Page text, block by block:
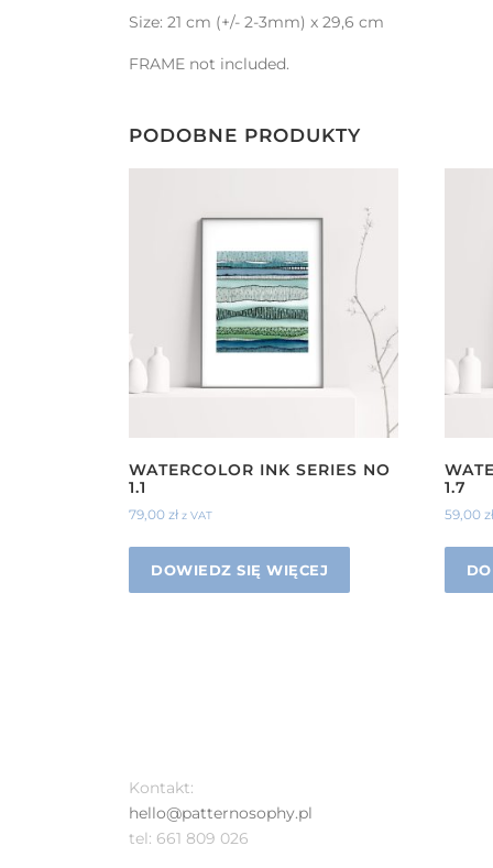
Size: 21 cm (+/- 2-3mm) x 29,6 cm
FRAME not included.
PODOBNE PRODUKTY
WATERCOLOR INK SERIES NO
1.1
79,00 zł z VAT
DOWIEDZ SIĘ WIĘCEJ
1.7
59,00 zł
Kontakt:
hello@patternosophy.pl
tel: 661 809 026